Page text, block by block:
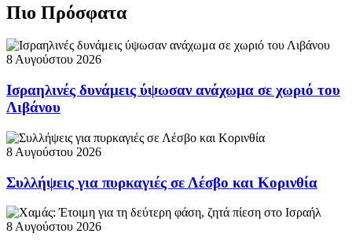
Πιο Πρόσφατα
8 Αυγούστου 2026
Ισραηλινές δυνάμεις ύψωσαν ανάχωμα σε χωριό του
Λιβάνου
8 Αυγούστου 2026
Συλλήψεις για πυρκαγιές σε Λέσβο και Κορινθία
8 Αυγούστου 2026